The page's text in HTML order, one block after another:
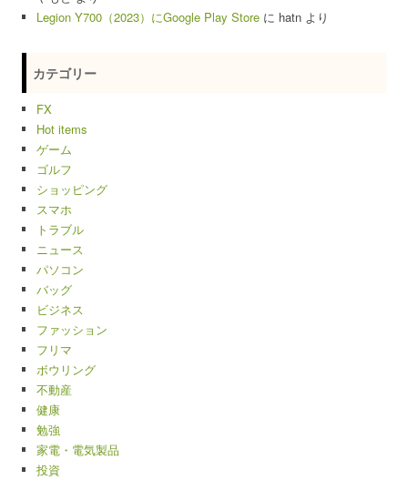
Legion Y700（2023）にGoogle Play Store に hatn より
カテゴリー
FX
Hot items
ゲーム
ゴルフ
ショッピング
スマホ
トラブル
ニュース
パソコン
バッグ
ビジネス
ファッション
フリマ
ボウリング
不動産
健康
勉強
家電・電気製品
投資